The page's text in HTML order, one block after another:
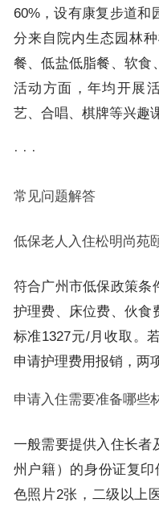
60%，设有康复步道和
分来自院内生态园林
餐、低盐低脂餐、软食
活动方面，年均开展
艺、合唱、棋牌等兴趣
· · ·
常见问题解答
低保老人入住松明尚苑
符合广州市低保政策条
护理费、床位费、伙食
标准1327元/月收取。
申请护理费用报销，两
申请入住需要准备哪些
一般需要提供入住长者
州户籍）的身份证复
色照片2张，二级以上